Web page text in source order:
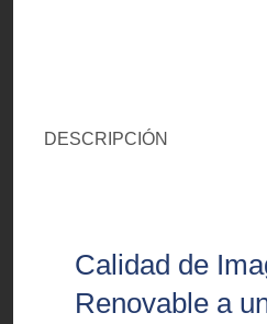
DESCRIPCIÓN
Calidad de
Renovable a